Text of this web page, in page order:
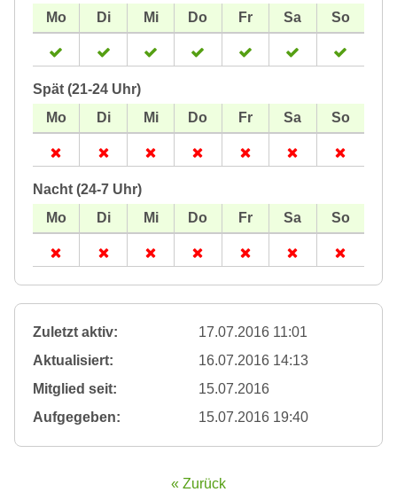
Spät (21-24 Uhr)
Nacht (24-7 Uhr)
Zuletzt aktiv:
17.07.2016 11:01
Aktualisiert:
16.07.2016 14:13
Mitglied seit:
15.07.2016
Aufgegeben:
15.07.2016 19:40
« Zurück